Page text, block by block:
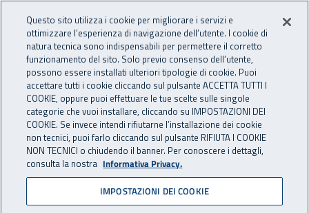
INAIL - Istituto Nazionale
Apri cerca
Navigazione principale
Navigazione - Ti trovi in:
Home Inail comunica News
News
Elenco corsi
Sono stati trovati3864risultati
Questo sito utilizza i cookie per migliorare i servizi e
ottimizzare l’esperienza di navigazione dell’utente. I cookie di
natura tecnica sono indispensabili per permettere il corretto
funzionamento del sito. Solo previo consenso dell’utente,
possono essere installati ulteriori tipologie di cookie. Puoi
accettare tutti i cookie cliccando sul pulsante ACCETTA TUTTI I
COOKIE, oppure puoi effettuare le tue scelte sulle singole
categorie che vuoi installare, cliccando su IMPOSTAZIONI DEI
COOKIE. Se invece intendi rifiutarne l’installazione dei cookie
non tecnici, puoi farlo cliccando sul pulsante RIFIUTA I COOKIE
NON TECNICI o chiudendo il banner. Per conoscere i dettagli,
consulta la nostra Informativa Privacy.
IMPOSTAZIONI DEI COOKIE